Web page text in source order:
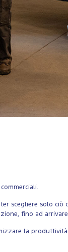
scegliere solo ciò
fino ad
la produttività